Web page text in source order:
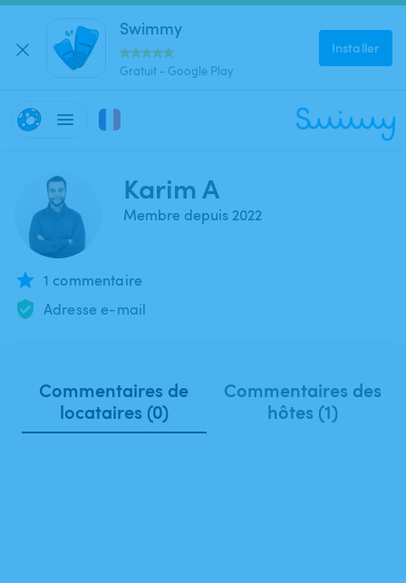
Swimmy
Gratuit - Google Play
Installer
Karim A
Membre depuis 2022
1 commentaire
Adresse e-mail
Commentaires de
locataires (0)
Commentaires des
hôtes (1)